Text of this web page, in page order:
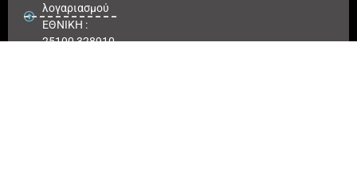
λογαριασμού
ΕΘΝΙΚΗ :
25100 328910